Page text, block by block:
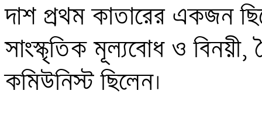
দাশ প্রথম কাতারের একজন
সাংস্কৃতিক মূল্যবোধ ও বিনয়ী,
কমিউনিস্ট ছিলেন।